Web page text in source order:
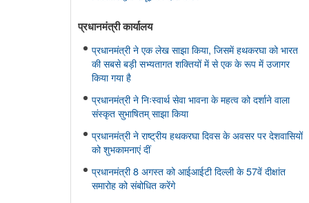
प्रधानमंत्री कार्यालय
प्रधानमंत्री ने एक लेख साझा किया, जिसमें हथकरघा को भारत
की सबसे बड़ी सभ्यतागत शक्तियों में से एक के रूप में उजागर
किया गया है
प्रधानमंत्री ने निःस्वार्थ सेवा भावना के महत्व को दर्शाने वाला
संस्कृत सुभाषितम् साझा किया
प्रधानमंत्री ने राष्ट्रीय हथकरघा दिवस के अवसर पर देशवासियों
को शुभकामनाएं दीं
प्रधानमंत्री 8 अगस्त को आईआईटी दिल्ली के 57वें दीक्षांत
समारोह को संबोधित करेंगे